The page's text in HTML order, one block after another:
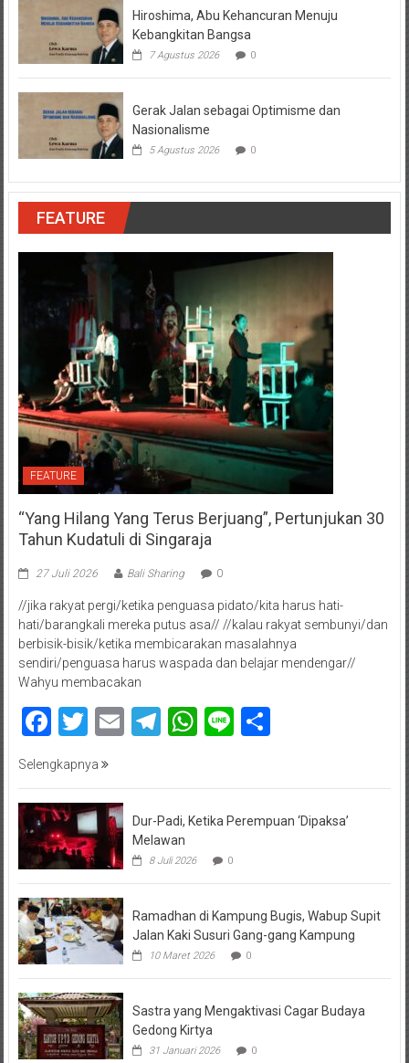
Hiroshima, Abu Kehancuran Menuju
Kebangkitan Bangsa
7 Agustus 2026 0
Gerak Jalan sebagai Optimisme dan
Nasionalisme
5 Agustus 2026 0
FEATURE
FEATURE
“Yang Hilang Yang Terus Berjuang”, Pertunjukan 30
Tahun Kudatuli di Singaraja
27 Juli 2026 Bali Sharing 0
//jika rakyat pergi/ketika penguasa pidato/kita harus hati-
hati/barangkali mereka putus asa// //kalau rakyat sembunyi/dan
berbisik-bisik/ketika membicarakan masalahnya
sendiri/penguasa harus waspada dan belajar mendengar//
Wahyu membacakan
Facebook
Twitter
EmailTelegram
WhatsApp
LineShare
Selengkapnya
Dur-Padi, Ketika Perempuan ‘Dipaksa’
Melawan
8 Juli 2026 0
Ramadhan di Kampung Bugis, Wabup Supit
Jalan Kaki Susuri Gang-gang Kampung
10 Maret 2026 0
Sastra yang Mengaktivasi Cagar Budaya
Gedong Kirtya
31 Januari 2026 0